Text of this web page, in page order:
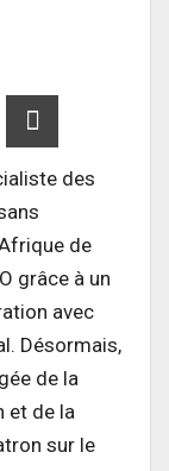
des
de
grâce à un
avec
Désormais,
de la
et de la
sur le